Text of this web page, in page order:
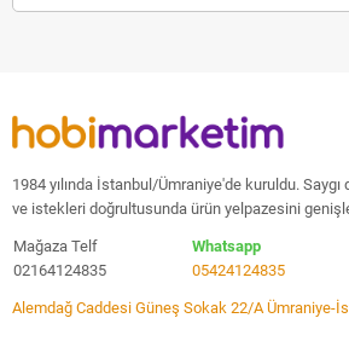
1984 yılında İstanbul/Ümraniye'de kuruldu.
ve istekleri doğrultusunda ürün yelpazesini
Mağaza Telf
02164124835
Whatsapp
05424124835
Alemdağ Caddesi Güneş Sokak 22/A Ümraniye-